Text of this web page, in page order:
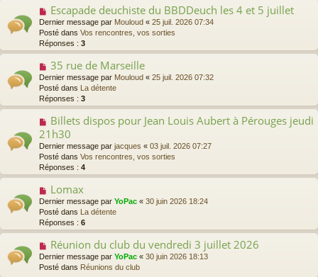
a
g
e
a
u
m
e
s
a
g
e
N
v
e
a
u
m
e
s
a
g
e
Escapade deuchiste du BBDDeuch les 4 et 5 juillet
Dernier message par Mouloud « 25 juil. 2026 07:34
Posté dans Vos rencontres, vos sorties
Réponses : 3
N
v
e
a
u
m
e
s
s
a
e
35 rue de Marseille
Dernier message par Mouloud « 25 juil. 2026 07:32
Posté dans La détente
Réponses : 3
N
o
u
v
e
a
m
e
s
s
a
e
Billets dispos pour Jean Louis Aubert à Pérouges jeudi
21h30
Dernier message par jacques « 03 juil. 2026 07:27
Posté dans Vos rencontres, vos sorties
Réponses : 4
N
v
e
a
u
m
e
Lomax
Dernier message par YoPac « 30 juin 2026 18:24
Posté dans La détente
Réponses : 6
NRéunion du club du vendredi 3 juillet 2026
Dernier message par YoPac « 30 juin 2026 18:13
Posté dans Réunions du club